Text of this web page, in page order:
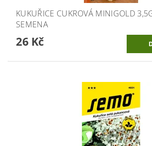
KUKUŘICE CUKROVÁ MINIGOLD
SEMENA
26 Kč